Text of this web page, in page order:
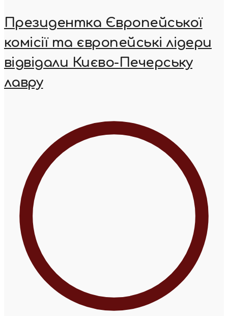
Президентка Європейської
комісії та європейські лідери
відвідали Києво-Печерську
лавру